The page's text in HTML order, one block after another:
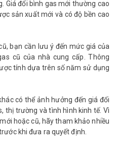
Giá đổi bình gas mới thường cao
sản xuất mới và có độ bền cao
bạn cần lưu ý đến mức giá của
cũ của nhà cung cấp. Thông
tính dựa trên số năm sử dụng
có thể ảnh hưởng đến giá đổi
thị trường và tình hình kinh tế. Vì
hoặc cũ, hãy tham khảo nhiều
khi đưa ra quyết định.